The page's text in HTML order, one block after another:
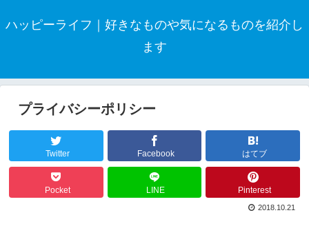
ハッピーライフ｜好きなものや気になるものを紹介し
ます
プライバシーポリシー
Twitter Facebook はてブ
Pocket LINE Pinterest
2018.10.21